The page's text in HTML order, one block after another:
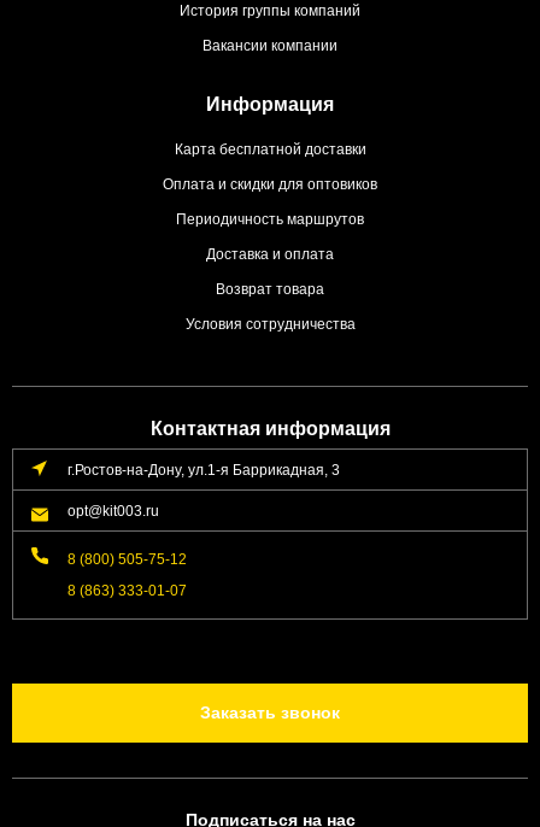
История группы компаний
Вакансии компании
Информация
Карта бесплатной доставки
Оплата и скидки для оптовиков
Периодичность маршрутов
Доставка и оплата
Возврат товара
Условия сотрудничества
Контактная информация
г.Ростов-на-Дону, ул.1-я Баррикадная, 3
opt@kit003.ru
8 (800) 505-75-12
8 (863) 333-01-07
Заказать звонок
Подписаться на нас